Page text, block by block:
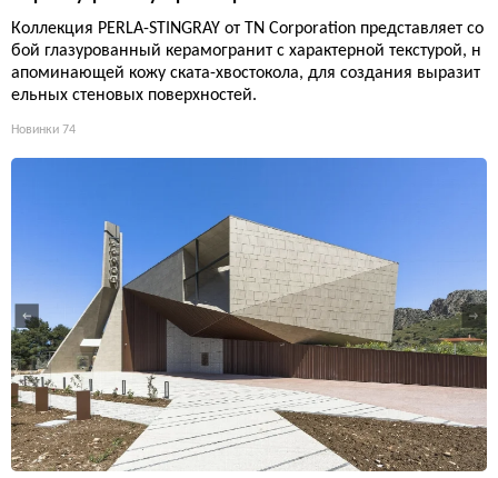
Коллекция PERLA-STINGRAY от TN Corporation представляет со
бой глазурованный керамогранит с характерной текстурой, н
апоминающей кожу ската-хвостокола, для создания выразит
ельных стеновых поверхностей.
Новинки 74